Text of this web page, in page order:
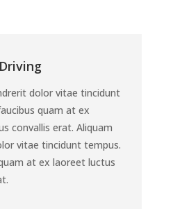
dolor vitae tincidunt
quam at ex
convallis erat. Aliquam
vitae tincidunt tempus.
at ex laoreet luctus